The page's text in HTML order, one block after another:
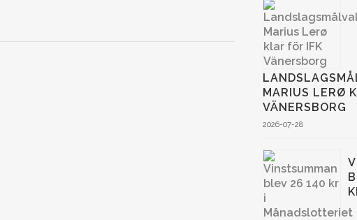
MARIUS LERØ
VÄNERSBORG
2026-07-28